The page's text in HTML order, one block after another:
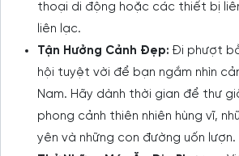
thoại di động hoặc các thiết bị
liên lạc.
Tận Hưởng Cảnh Đẹp: Đi phượt
hội tuyệt vời để bạn ngắm nhìn
Nam. Hãy dành thời gian để thư
phong cảnh thiên nhiên hùng vĩ,
yên và những con đường uốn lượn.